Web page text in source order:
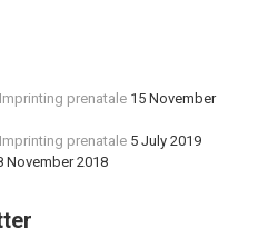
prenatale 15 November
prenatale 5 July 2019
November 2018